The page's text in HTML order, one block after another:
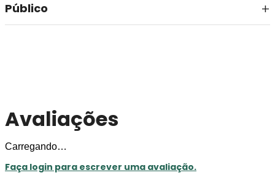
Público
Avaliações
Carregando…
Faça login para escrever uma avaliação.